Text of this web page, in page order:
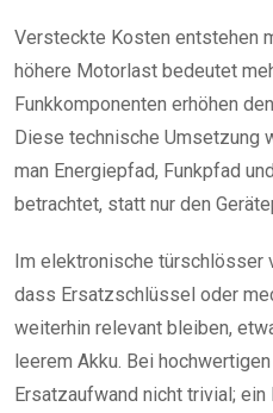
Versteckte Kosten entstehen
höhere Motorlast bedeutet
Funkkomponenten erhöhen
Diese technische Umsetzung
man Energiepfad, Funkpfad
betrachtet, statt nur den
Im elektronische türschlösser
dass Ersatzschlüssel oder
weiterhin relevant bleiben,
leerem Akku. Bei
Ersatzaufwand nicht trivial;